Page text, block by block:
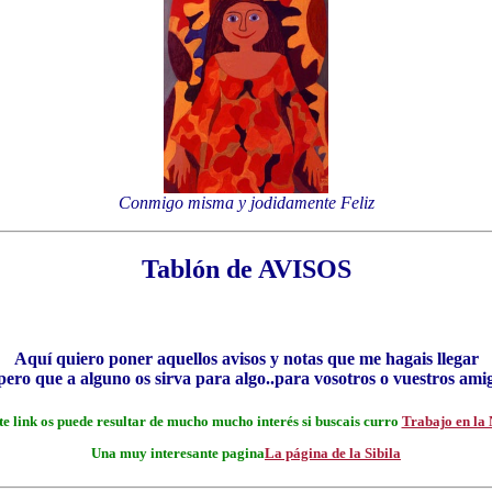
Conmigo misma y jodidamente Feliz
Tablón de AVISOS
Aquí quiero poner aquellos avisos y notas que me hagais llegar
que a alguno os sirva para algo..para vosotros o vuestros
link os puede resultar de mucho mucho interés si buscais curro Trabajo en la
Una muy interesante paginaLa página de la Sibila